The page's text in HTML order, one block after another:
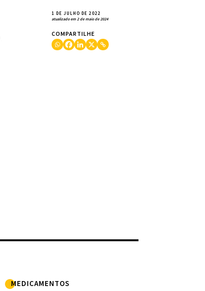
1 DE JULHO DE 2022
atualizado em 2 de maio de 2024
COMPARTILHE
MEDICAMENTOS